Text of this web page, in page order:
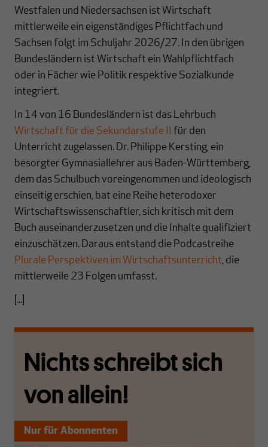
Westfalen und Niedersachsen ist Wirtschaft
mittlerweile ein eigenständiges Pflichtfach und
Sachsen folgt im Schuljahr 2026/27. In den übrigen
Bundesländern ist Wirtschaft ein Wahlpflichtfach
oder in Fächer wie Politik respektive Sozialkunde
integriert.
In 14 von 16 Bundesländern ist das Lehrbuch
Wirtschaft für die Sekundarstufe II für den
Unterricht zugelassen. Dr. Philippe Kersting, ein
besorgter Gymnasiallehrer aus Baden-Württemberg,
dem das Schulbuch voreingenommen und ideologisch
einseitig erschien, bat eine Reihe heterodoxer
Wirtschaftswissenschaftler, sich kritisch mit dem
Buch auseinanderzusetzen und die Inhalte qualifiziert
einzuschätzen. Daraus entstand die Podcastreihe
Plurale Perspektiven im Wirtschaftsunterricht, die
mittlerweile 23 Folgen umfasst.
[...]
Nichts schreibt sich
von allein!
Nur für Abonnenten